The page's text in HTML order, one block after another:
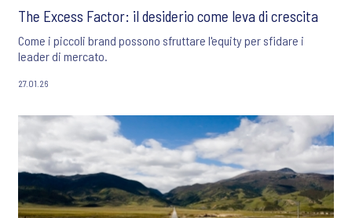
The Excess Factor: il desiderio come leva di crescita
Come i piccoli brand possono sfruttare l'equity per sfidare i
leader di mercato.
27.01.26